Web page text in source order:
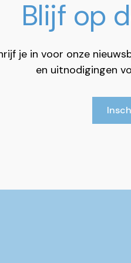
Blijf op
je in voor onze
en uitnodigingen